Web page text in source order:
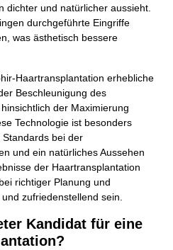
dichter und natürlicher aussieht.
durchgeführte Eingriffe
was ästhetisch bessere
Haartransplantation erhebliche
Beschleunigung des
der Maximierung
Technologie ist besonders
bei der
und ein natürliches Aussehen
der Haartransplantation
richtiger Planung und
zufriedenstellend sein.
Kandidat für eine